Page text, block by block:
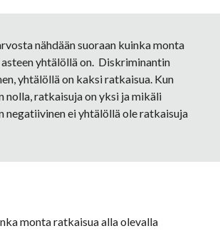
nähdään suoraan kuinka monta
yhtälöllä on.  Diskriminantin
yhtälöllä on kaksi ratkaisua. Kun
nolla, ratkaisuja on yksi ja mikäli
negatiivinen ei yhtälöllä ole ratkaisuja
monta ratkaisua alla olevalla